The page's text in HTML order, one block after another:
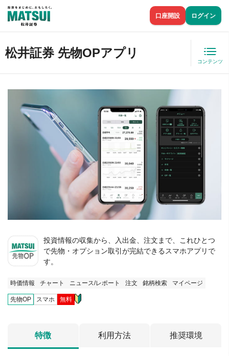
口座開設 ログイン
松井証券 先物OPアプリ
コンテンツ
投資情報の収集から、入出金、注文まで、これひとつ
で先物・オプション取引が完結できるスマホアプリで
す。
時価情報 チャート ニュース/レポート 注文 銘柄検索 マイページ
先物OP スマホ 無料
特徴 利用方法 推奨環境